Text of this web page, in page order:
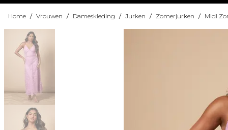
Home / Vrouwen / Dameskleding / Jurken / Zomerjurken / Midi